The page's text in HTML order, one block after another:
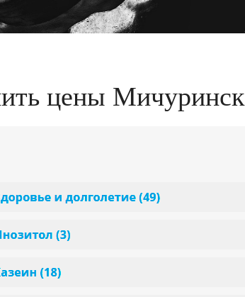
цены Мичуринск